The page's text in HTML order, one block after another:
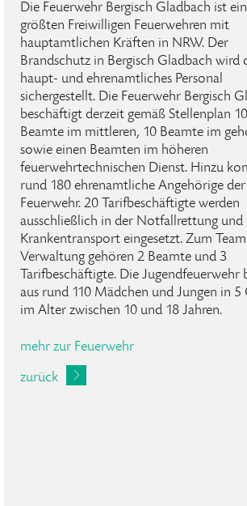
Die Feuerwehr Bergisch Gladbach ist
größten Freiwilligen Feuerwehren mit
hauptamtlichen Kräften in NRW. Der
Brandschutz in Bergisch Gladbach wird
haupt- und ehrenamtliches Personal
sichergestellt. Die Feuerwehr Bergisch
beschäftigt derzeit gemäß Stellenplan
Beamte im mittleren, 10 Beamte im
sowie einen Beamten im höheren
feuerwehrtechnischen Dienst. Hinzu
rund 180 ehrenamtliche Angehörige der
Feuerwehr. 20 Tarifbeschäftigte werden
ausschließlich in der Notfallrettung und
Krankentransport eingesetzt. Zum
Verwaltung gehören 2 Beamte und 3
Tarifbeschäftigte. Die Jugendfeuerwehr
aus rund 110 Mädchen und Jungen in 5
im Alter zwischen 10 und 18 Jahren.
mehr zur Feuerwehr
zurück